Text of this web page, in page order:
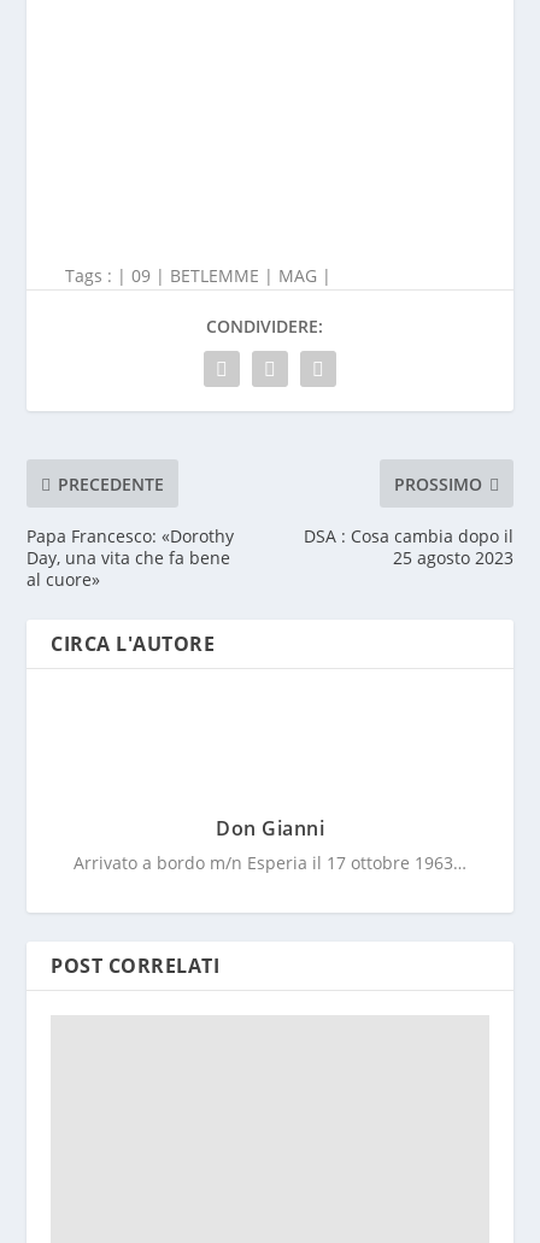
Tags : |09 | BETLEMME | MAG |
CONDIVIDERE:
PRECEDENTE
Papa Francesco: «Dorothy
Day, una vita che fa bene
al cuore»
PROSSIMO
DSA : Cosa cambia dopo il
25 agosto 2023
CIRCA L'AUTORE
Don Gianni
Arrivato a bordo m/n Esperia il 17 ottobre 1963…
POST CORRELATI